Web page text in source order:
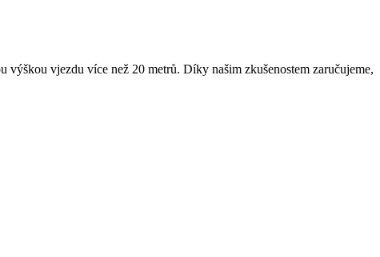
vjezdu více než 20 metrů. Díky našim zkušenostem zaručujeme,